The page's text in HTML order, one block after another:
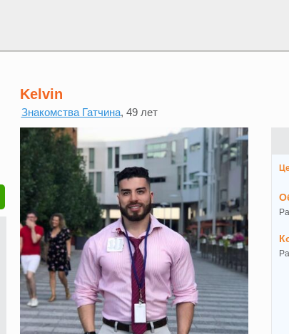
Kelvin
Знакомства Гатчина, 49 лет